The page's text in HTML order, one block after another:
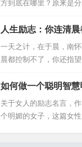
方到底在哪里？原来是
树。…
人生励志：你连清
一天之计，在于晨，南
晨都控制不了，你还指
始。…
如何做一个聪明智
关于女人的励志名言，
个明媚的女子，这篇女